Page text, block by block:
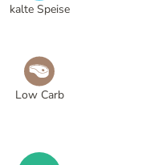
kalte Speise
Low Carb